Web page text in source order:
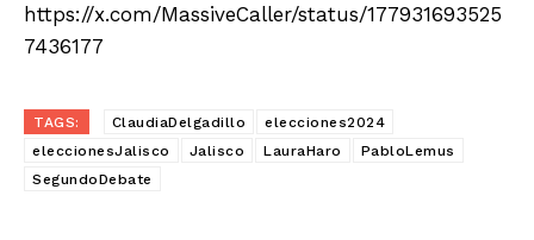
https://x.com/MassiveCaller/status/177931693525
7436177
TAGS: ClaudiaDelgadillo
elecciones2024
eleccionesJalisco
Jalisco LauraHaro
PabloLemus
SegundoDebate